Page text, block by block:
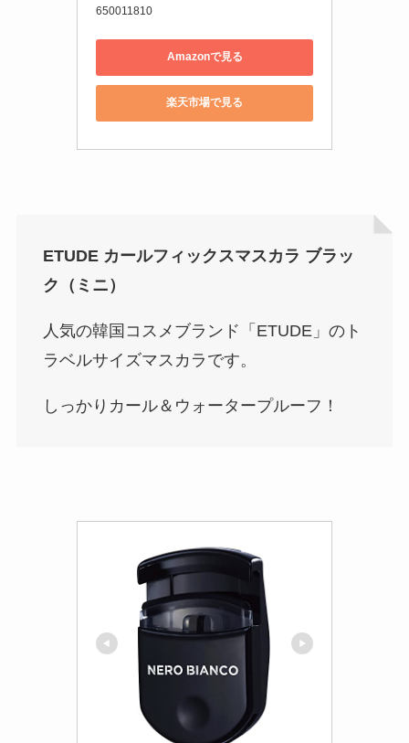
650011810
Amazonで見る
楽天市場で見る
ETUDE カールフィックスマスカラ ブラッ
ク（ミニ）
人気の韓国コスメブランド「ETUDE」のト
ラベルサイズマスカラです。
しっかりカール＆ウォータープルーフ！